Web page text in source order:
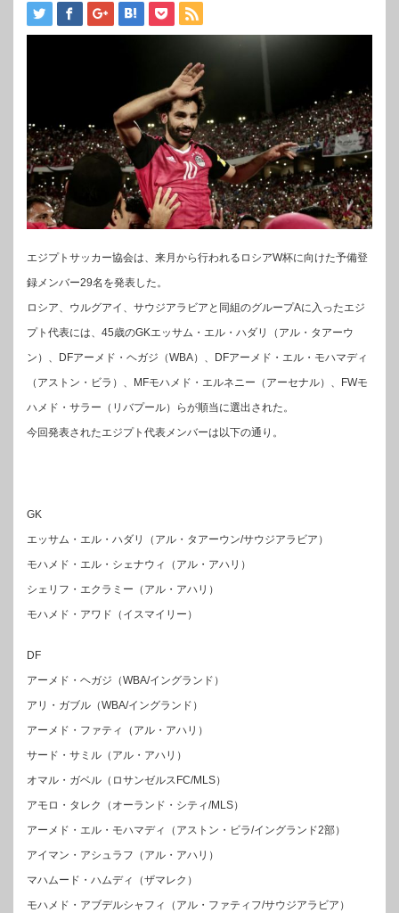
エジプトサッカー協会は、来月から行われるロシアW杯に向けた予備登
録メンバー29名を発表した。
ロシア、ウルグアイ、サウジアラビアと同組のグループAに入ったエジ
プト代表には、45歳のGKエッサム・エル・ハダリ（アル・タアーウ
ン）、DFアーメド・ヘガジ（WBA）、DFアーメド・エル・モハマディ
（アストン・ビラ）、MFモハメド・エルネニー（アーセナル）、FWモ
ハメド・サラー（リバプール）らが順当に選出された。
今回発表されたエジプト代表メンバーは以下の通り。
GK
エッサム・エル・ハダリ（アル・タアーウン/サウジアラビア）
モハメド・エル・シェナウィ（アル・アハリ）
シェリフ・エクラミー（アル・アハリ）
モハメド・アワド（イスマイリー）
DF
アーメド・ヘガジ（WBA/イングランド）
アリ・ガブル（WBA/イングランド）
アーメド・ファティ（アル・アハリ）
サード・サミル（アル・アハリ）
オマル・ガベル（ロサンゼルスFC/MLS）
アモロ・タレク（オーランド・シティ/MLS）
アーメド・エル・モハマディ（アストン・ビラ/イングランド2部）
アイマン・アシュラフ（アル・アハリ）
マハムード・ハムディ（ザマレク）
モハメド・アブデルシャフィ（アル・ファティフ/サウジアラビア）